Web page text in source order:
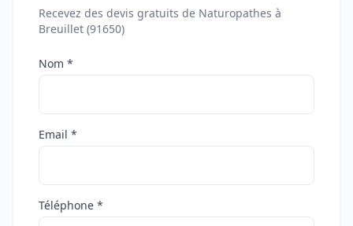
Recevez des devis gratuits de Naturopathes à
Breuillet (91650)
Nom *
Email *
Téléphone *